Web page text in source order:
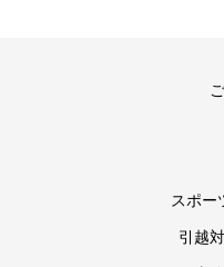
スポー
引越